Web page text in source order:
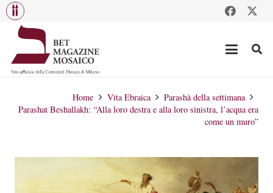
Home Vita Ebraica
Parashà della settimana
Parashat Beshallakh: “Alla loro destra e alla loro sinistra, l’acqua era
come un muro”